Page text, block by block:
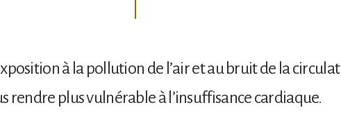
à la pollution de l’air et au bruit de la
rendre plus vulnérable à l’insuffisance cardiaque.